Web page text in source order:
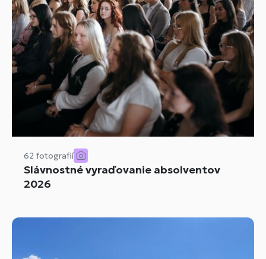
62 fotografií
Slávnostné vyraďovanie absolventov
2026